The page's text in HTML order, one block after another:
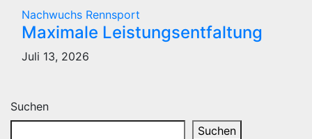
Nachwuchs Rennsport
Maximale Leistungsentfaltung
Juli 13, 2026
Suchen
Suchen